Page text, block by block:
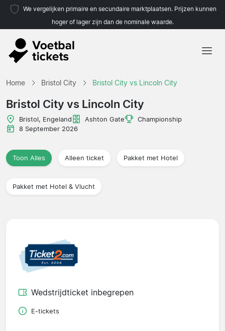
We vergelijken primaire en secundaire marktplaatsen. Prijzen kunnen
hoger of lager zijn dan de nominale waarde.
Home Bristol City Bristol City vs Lincoln City
Bristol City vs Lincoln City
Bristol, Engeland Ashton Gate
Championship
8 September 2026
Toon Alles Alleen ticket Pakket met Hotel
Pakket met Hotel & Vlucht
Wedstrijdticket inbegrepen
E-tickets